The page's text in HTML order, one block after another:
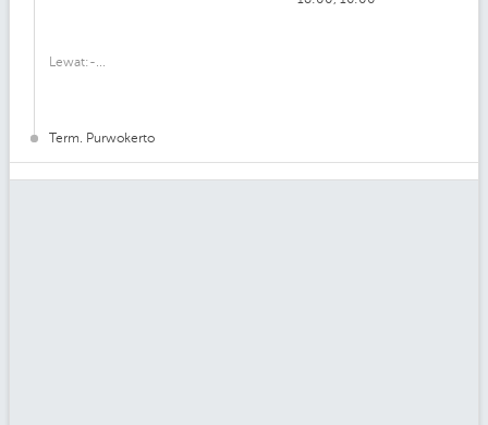
Lewat:-...
Term. Purwokerto